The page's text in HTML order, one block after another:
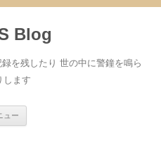
Blog
を残したり 世の中に警鐘を鳴ら
します
ュー